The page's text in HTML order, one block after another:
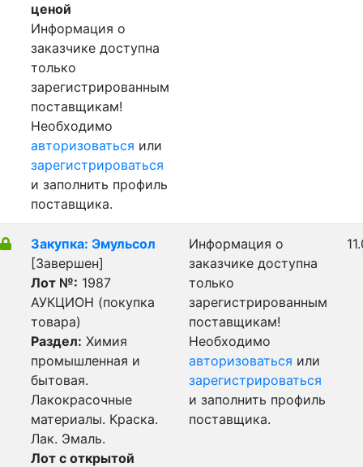
ценой
Информация о
заказчике доступна
только
зарегистрированным
поставщикам!
Необходимо
авторизоваться или
зарегистрироваться
и заполнить профиль
поставщика.
Закупка: Эмульсол
[Завершен]
Лот №: 1987
АУКЦИОН (покупка
товара)
Раздел: Химия
промышленная и
бытовая.
Лакокрасочные
материалы. Краска.
Лак. Эмаль.
Лот с открытой
Информация о
заказчике доступна
только
зарегистрированным
поставщикам!
Необходимо
авторизоваться или
зарегистрироваться
и заполнить профиль
поставщика.